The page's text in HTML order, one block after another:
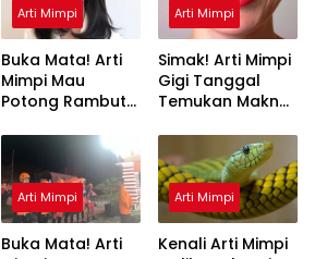
Arti Mimpi
Buka Mata! Arti
Mimpi Mau
Potong Rambut
Ini Penjelasannya
Arti Mimpi
Simak! Arti Mimpi
Gigi Tanggal
Temukan Makna
Arti Mimpi
Buka Mata! Arti
Arti Mimpi
Kenali Arti Mimpi